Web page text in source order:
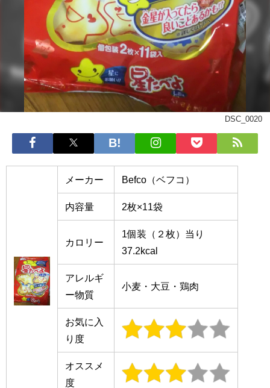
DSC_0020
メーカー Befco（ベフコ）
内容量 2枚×11袋
カロリー
1個装（２枚）当り
37.2kcal
アレルギ
ー物質
小麦・大豆・鶏肉
お気に入
り度
オススメ
度